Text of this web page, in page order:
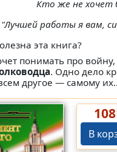
Кто же не хочет
"Лучшей работы я вам,
эта книга?
понимать про войну,
. Одно дело
другое — самому
В